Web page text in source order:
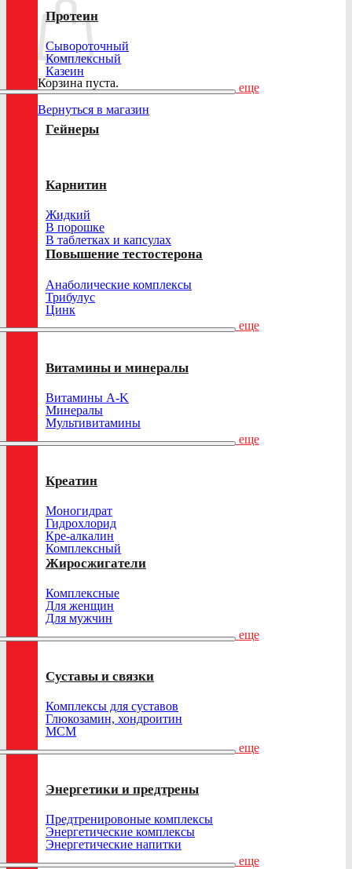
Корзина пуста.
Вернуться в магазин
Протеин
Сывороточный
Комплексный
Казеин
еще
Гейнеры
Карнитин
Жидкий
В порошке
В таблетках и капсулах
Повышение тестостерона
Анаболические комплексы
Трибулус
Цинк
еще
Витамины и минералы
Витамины A-K
Минералы
Мультивитамины
еще
Креатин
Моногидрат
Гидрохлорид
Кре-алкалин
Комплексный
Жиросжигатели
Комплексные
Для женщин
Для мужчин
еще
Суставы и связки
Комплексы для суставов
Глюкозамин, хондроитин
МСМ
еще
Энергетики и предтрены
Предтренировоные комплексы
Энергетические комплексы
Энергетические напитки
еще